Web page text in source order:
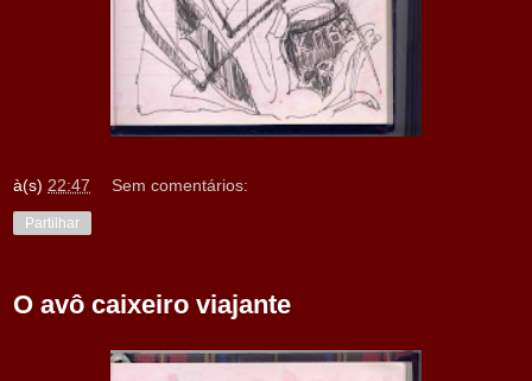
à(s) 22:47 Sem comentários:
Partilhar
O avô caixeiro viajante